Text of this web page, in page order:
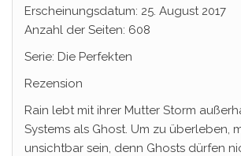
Erscheinungsdatum: 25. August 2017
Anzahl der Seiten: 608
Serie: Die Perfekten
Rezension
Rain lebt mit ihrer Mutter Storm
Systems als Ghost. Um zu überleben,
unsichtbar sein, denn Ghosts dürfen